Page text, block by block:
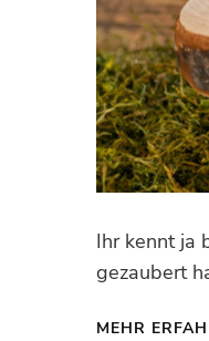
Ihr kennt ja
gezaubert
MEHR